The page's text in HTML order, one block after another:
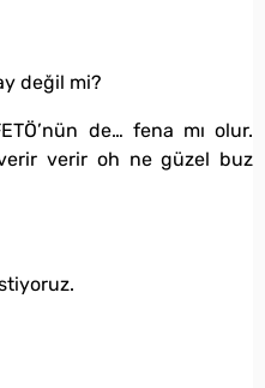
değil mi?
de… fena mı olur.
verir oh ne güzel buz